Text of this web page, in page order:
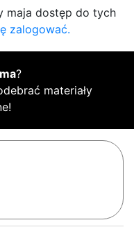
maja dostęp do tych
zalogować.
?
materiały